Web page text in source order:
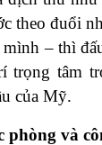
theo đuổi
mình – thì
trọng tâm
của Mỹ.
phòng và